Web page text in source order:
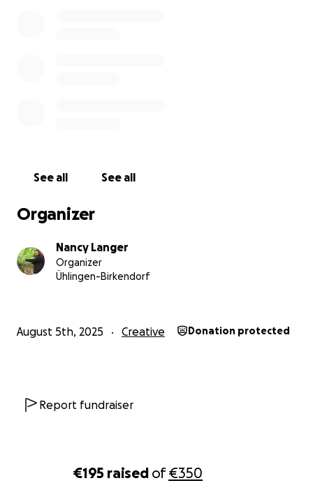
€195 raised of€350
Ort schaffen, an dem Kinder sich kreativ entfalten und
Deine Unterstützung landet ohne Umwege direkt bei
Kindern – in Form von Materialien, Farben und
sich auszuleben.
See all See all
Organizer
Nancy Langer
Organizer
Ühlingen-Birkendorf
August 5th, 2025 Creative Donation protected
Report fundraiser